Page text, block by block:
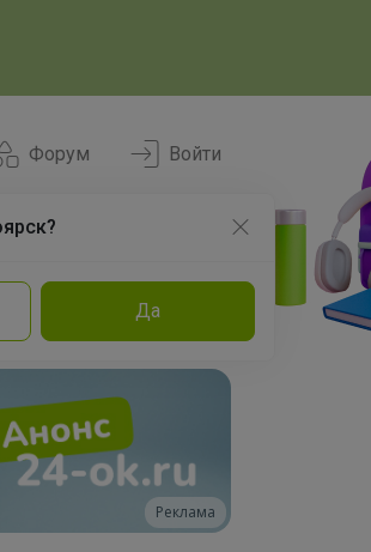
Форум
Да
Войти
Эксперты
Реклама